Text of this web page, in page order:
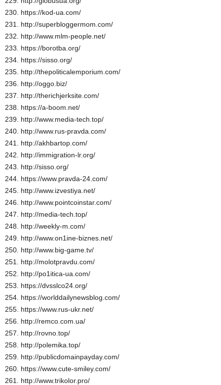
230. https://kod-ua.com/
231. http://superbloggermom.com/
232. http://www.mlm-people.net/
233. https://borotba.org/
234. https://sisso.org/
235. http://thepoliticalemporium.com/
236. http://oggo.biz/
237. http://therichjerksite.com/
238. https://a-boom.net/
239. http://www.media-tech.top/
240. http://www.rus-pravda.com/
241. http://akhbartop.com/
242. http://immigration-lr.org/
243. http://sisso.org/
244. https://www.pravda-24.com/
245. http://www.izvestiya.net/
246. http://www.pointcoinstar.com/
247. http://media-tech.top/
248. http://weekly-m.com/
249. http://www.on1ine-biznes.net/
250. http://www.big-game.tv/
251. http://molotpravdu.com/
252. http://po1itica-ua.com/
253. https://dvsslco24.org/
254. https://worlddailynewsblog.com/
255. https://www.rus-ukr.net/
256. http://remco.com.ua/
257. http://rovno.top/
258. http://polemika.top/
259. http://publicdomainpayday.com/
260. https://www.cute-smiley.com/
261. http://www.trikolor.pro/